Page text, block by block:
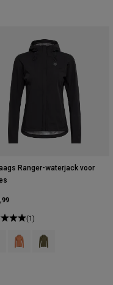
groen.
Ranger-waterjack voor
(1)
swatch type of Zwart.
Product swatch type of
Product swatch